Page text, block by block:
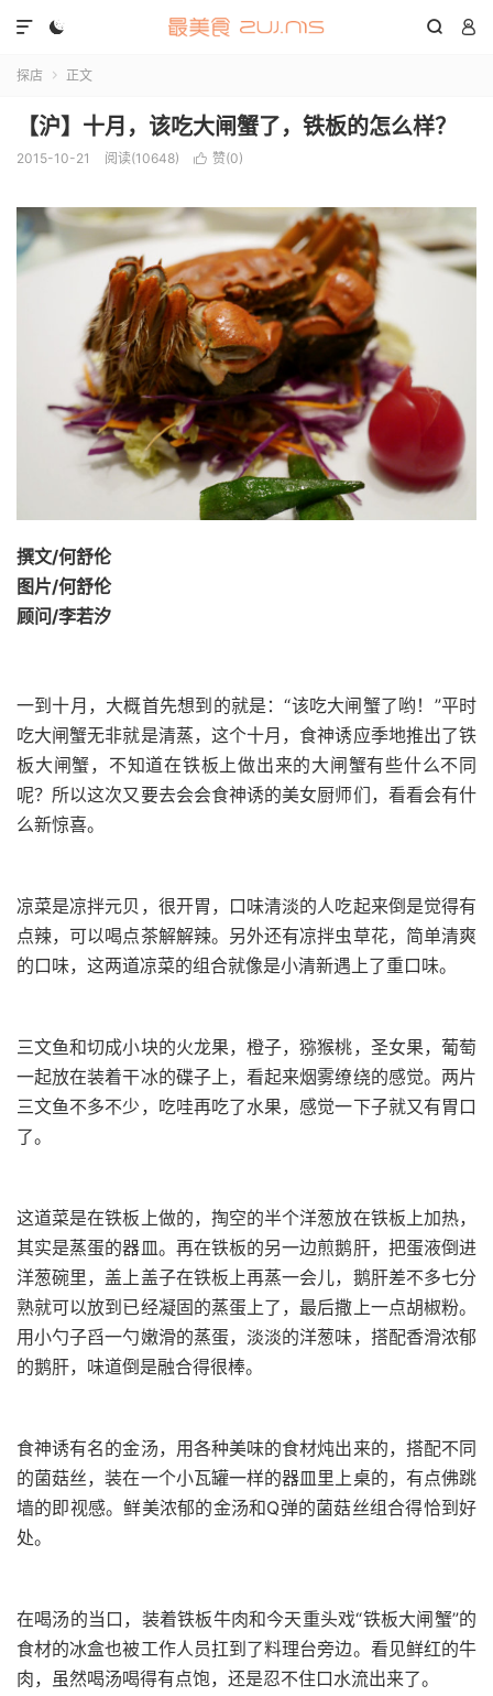
  

探店  正文
【沪】十月，该吃大闸蟹了，铁板的怎么样？
2015-10-21 阅读(10648)  赞(0)
撰文/何舒伦
图片/何舒伦
顾问/李若汐
一到十月，大概首先想到的就是：“该吃大闸蟹了哟！”平时
吃大闸蟹无非就是清蒸，这个十月，食神诱应季地推出了铁
板大闸蟹，不知道在铁板上做出来的大闸蟹有些什么不同
呢？所以这次又要去会会食神诱的美女厨师们，看看会有什
么新惊喜。
凉菜是凉拌元贝，很开胃，口味清淡的人吃起来倒是觉得有
点辣，可以喝点茶解解辣。另外还有凉拌虫草花，简单清爽
的口味，这两道凉菜的组合就像是小清新遇上了重口味。
三文鱼和切成小块的火龙果，橙子，猕猴桃，圣女果，葡萄
一起放在装着干冰的碟子上，看起来烟雾缭绕的感觉。两片
三文鱼不多不少，吃哇再吃了水果，感觉一下子就又有胃口
了。
这道菜是在铁板上做的，掏空的半个洋葱放在铁板上加热，
其实是蒸蛋的器皿。再在铁板的另一边煎鹅肝，把蛋液倒进
洋葱碗里，盖上盖子在铁板上再蒸一会儿，鹅肝差不多七分
熟就可以放到已经凝固的蒸蛋上了，最后撒上一点胡椒粉。
用小勺子舀一勺嫩滑的蒸蛋，淡淡的洋葱味，搭配香滑浓郁
的鹅肝，味道倒是融合得很棒。
食神诱有名的金汤，用各种美味的食材炖出来的，搭配不同
的菌菇丝，装在一个小瓦罐一样的器皿里上桌的，有点佛跳
墙的即视感。鲜美浓郁的金汤和Q弹的菌菇丝组合得恰到好
处。
在喝汤的当口，装着铁板牛肉和今天重头戏“铁板大闸蟹”的
食材的冰盒也被工作人员扛到了料理台旁边。看见鲜红的牛
肉，虽然喝汤喝得有点饱，还是忍不住口水流出来了。